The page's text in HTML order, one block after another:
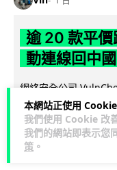
本網站正使用 Cookie
我們使用 Cookie 改
我們的網站即表示您
策 。
逾 20 款平價
動連線回中
網絡安全公司
的 20 多款路由器內
讀全文
964